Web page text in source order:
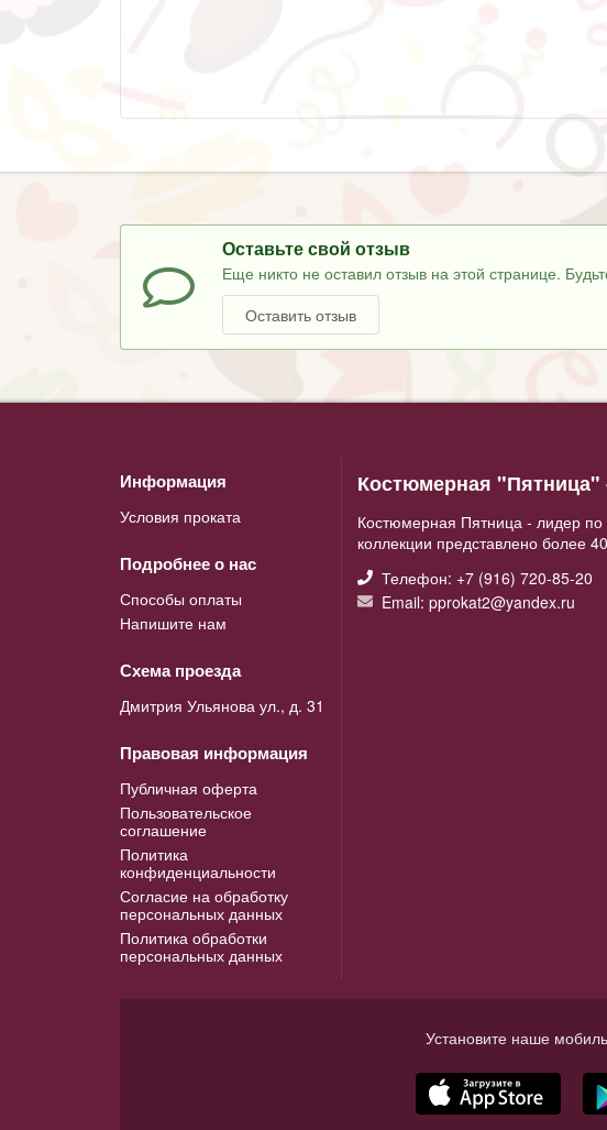
Оставьте свой отзыв
Еще никто не оставил отзыв на этой странице.
Оставить отзыв
Информация
Условия проката
Подробнее о нас
Способы оплаты
Напишите нам
Схема проезда
Дмитрия Ульянова ул., д. 31
Правовая информация
Публичная оферта
Пользовательское
соглашение
Политика
конфиденциальности
Согласие на обработку
персональных данных
Политика обработки
персональных данных
Костюмерная "Пятница"
Костюмерная Пятница - лидер
коллекции представлено более
Телефон: +7 (916) 720-85-20
Email: pprokat2@yandex.ru
Установите наше